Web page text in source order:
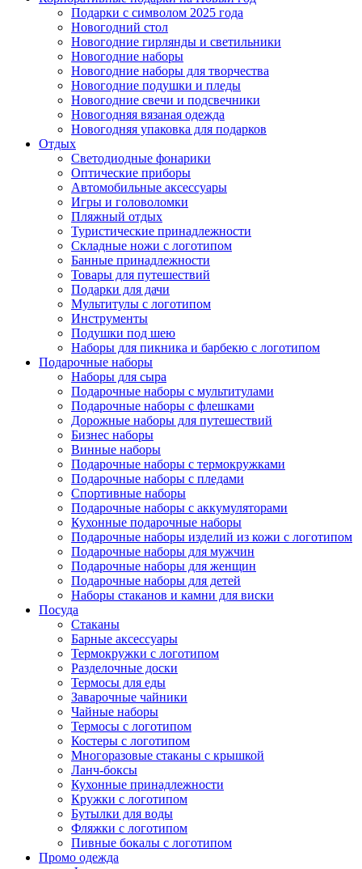
Подарки с символом 2025 года
Новогодний стол
Новогодние гирлянды и светильники
Новогодние наборы
Новогодние наборы для творчества
Новогодние подушки и пледы
Новогодние свечи и подсвечники
Новогодняя вязаная одежда
Новогодняя упаковка для подарков
Отдых
Светодиодные фонарики
Оптические приборы
Автомобильные аксессуары
Игры и головоломки
Пляжный отдых
Туристические принадлежности
Складные ножи с логотипом
Банные принадлежности
Товары для путешествий
Подарки для дачи
Мультитулы с логотипом
Инструменты
Подушки под шею
Наборы для пикника и барбекю с логотипом
Подарочные наборы
Наборы для сыра
Подарочные наборы с мультитулами
Подарочные наборы с флешками
Дорожные наборы для путешествий
Бизнес наборы
Винные наборы
Подарочные наборы с термокружками
Подарочные наборы с пледами
Спортивные наборы
Подарочные наборы с аккумуляторами
Кухонные подарочные наборы
Подарочные наборы изделий из кожи с логотипом
Подарочные наборы для мужчин
Подарочные наборы для женщин
Подарочные наборы для детей
Наборы стаканов и камни для виски
Посуда
Стаканы
Барные аксессуары
Термокружки с логотипом
Разделочные доски
Термосы для еды
Заварочные чайники
Чайные наборы
Термосы с логотипом
Костеры с логотипом
Многоразовые стаканы с крышкой
Ланч-боксы
Кухонные принадлежности
Кружки с логотипом
Бутылки для воды
Фляжки с логотипом
Пивные бокалы с логотипом
Промо одежда